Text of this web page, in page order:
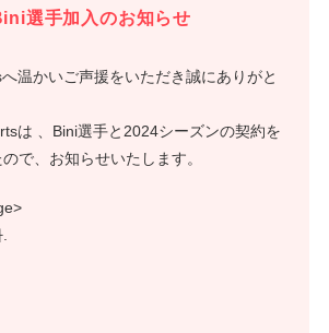
選手加入のお知らせ
温かいご声援をいただき誠にありがと
は 、Bini選手と2024シーズンの契約を
で、お知らせいたします。